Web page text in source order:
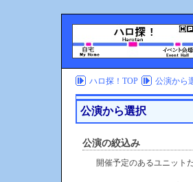
ハロ探！TOP 公演から
公演から選択
公演の絞込み
開催予定のあるユニット